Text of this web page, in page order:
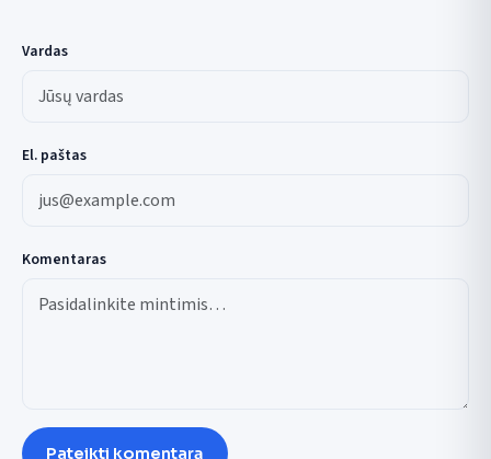
Vardas
El. paštas
Komentaras
Pateikti komentarą